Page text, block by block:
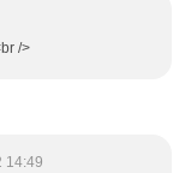
/>
14:49